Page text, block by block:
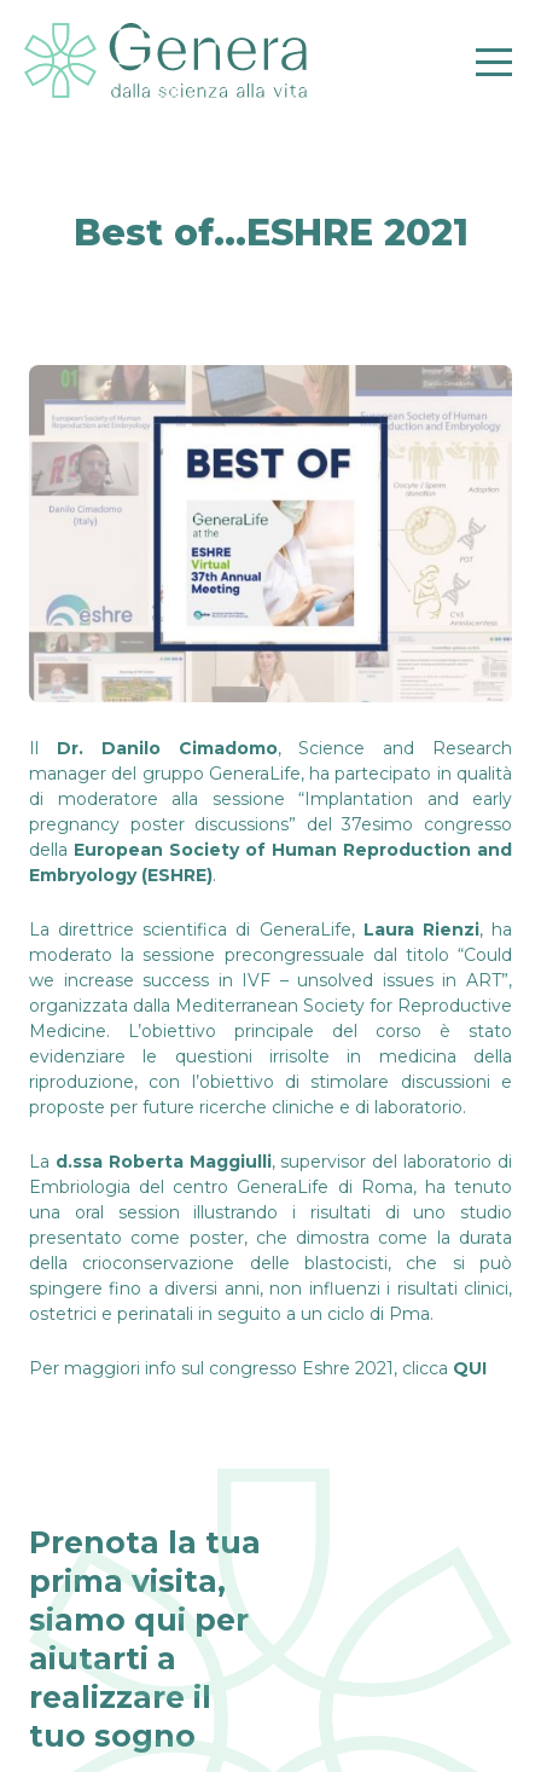
Best of…ESHRE 2021
Il Dr. Danilo Cimadomo, Science and Research
manager del gruppo GeneraLife, ha partecipato in qualità
di moderatore alla sessione “Implantation and early
pregnancy poster discussions” del 37esimo congresso
della European Society of Human Reproduction and
Embryology (ESHRE).
La direttrice scientifica di GeneraLife, Laura Rienzi, ha
moderato la sessione precongressuale dal titolo “Could
we increase success in IVF – unsolved issues in ART”,
organizzata dalla Mediterranean Society for Reproductive
Medicine. L’obiettivo principale del corso è stato
evidenziare le questioni irrisolte in medicina della
riproduzione, con l’obiettivo di stimolare discussioni e
proposte per future ricerche cliniche e di laboratorio.
La d.ssa Roberta Maggiulli, supervisor del laboratorio di
Embriologia del centro GeneraLife di Roma, ha tenuto
una oral session illustrando i risultati di uno studio
presentato come poster, che dimostra come la durata
della crioconservazione delle blastocisti, che si può
spingere fino a diversi anni, non influenzi i risultati clinici,
ostetrici e perinatali in seguito a un ciclo di Pma.
Per maggiori info sul congresso Eshre 2021, clicca QUI
Prenota la tua
prima visita,
siamo qui per
aiutarti a
realizzare il
tuo sogno
VISITE ONLINE
GRATIS